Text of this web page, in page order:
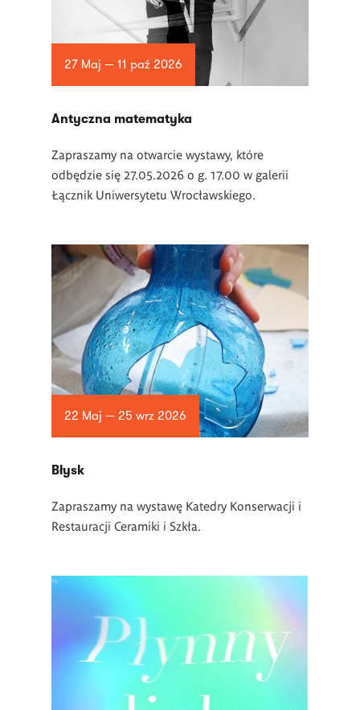
27 Maj — 11 paź 2026
Antyczna matematyka
Zapraszamy na otwarcie wystawy, które
odbędzie się 27.05.2026 o g. 17.00 w galerii
Łącznik Uniwersytetu Wrocławskiego.
22 Maj — 25 wrz 2026
Błysk
Zapraszamy na wystawę Katedry Konserwacji i
Restauracji Ceramiki i Szkła.